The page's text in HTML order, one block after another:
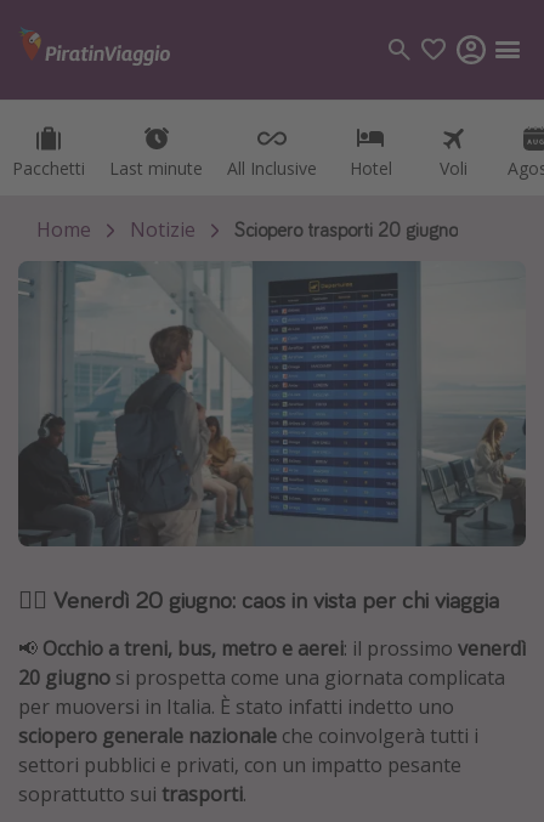
Pacchetti Last minute All Inclusive Hotel Voli
Pacchetti Last minute All Inclusive Hotel Voli
Categorie
Voli
Hotel
Vacanze
Destinazioni
Tutte le destinazioni
Albania
Baleari
Egitto
Tunisia
Malta
Canarie
Capo Verde
Home Notizie Sciopero trasporti 20 giugno
😵‍💫 Venerdì 20 giugno: caos in vista per chi viaggia
📢 Occhio a treni, bus, metro e aerei: il prossimo venerdì
20 giugno si prospetta come una giornata complicata
per muoversi in Italia. È stato infatti indetto uno
sciopero generale nazionale che coinvolgerà tutti i
settori pubblici e privati, con un impatto pesante
soprattutto sui trasporti.